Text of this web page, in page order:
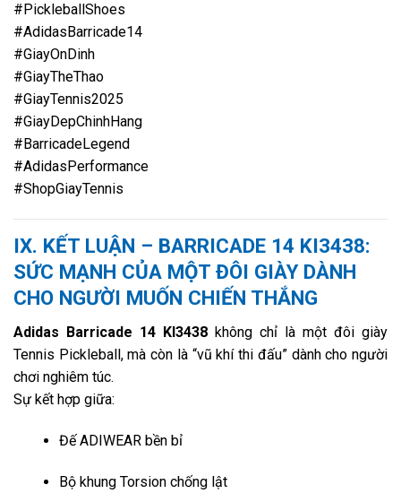
#PickleballShoes
#AdidasBarricade14
#GiayOnDinh
#GiayTheThao
#GiayTennis2025
#GiayDepChinhHang
#BarricadeLegend
#AdidasPerformance
#ShopGiayTennis
IX. KẾT LUẬN – BARRICADE 14 KI3438:
SỨC MẠNH CỦA MỘT ĐÔI GIÀY DÀNH
CHO NGƯỜI MUỐN CHIẾN THẮNG
Adidas Barricade 14 KI3438 không chỉ là một đôi giày
Tennis Pickleball, mà còn là “vũ khí thi đấu” dành cho người
chơi nghiêm túc.
Sự kết hợp giữa:
Đế ADIWEAR bền bỉ
Bộ khung Torsion chống lật